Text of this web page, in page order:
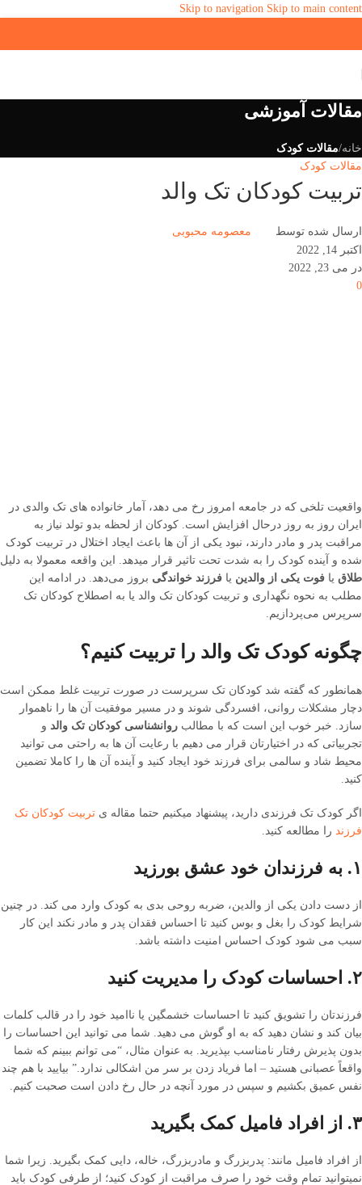
Skip to navigation Skip to main content
مقالات آموزشی
خانه/مقالات کودک
مقالات کودک
تربیت کودکان تک والد
ارسال شده توسط
معصومه محبوبی
اکتبر 14, 2022
در می 23, 2022
0
واقعیت تلخی که در جامعه امروز رخ می دهد، آمار خانواده های تک والدی در
ایران روز به روز درحال افزایش است. کودکان از لحظه بدو تولد نیاز به
مراقبت پدر و مادر دارند، نبود یکی از آن ها باعث ایجاد اختلال در تربیت کودک
شده و آینده کودک را به شدت تحت تاثیر قرار میدهد. این واقعه معمولا به دلیل
طلاق یا فوت یکی از والدین یا فرزند خواندگی بروز می‌دهد. در ادامه این
مطلب به نحوه نگهداری و تربیت کودکان تک والد یا به اصطلاح کودکان تک
سرپرس می‌پردازیم.
چگونه کودک تک والد را تربیت کنیم؟
همانطور که گفته شد کودکان تک سرپرست در صورت تربیت غلط ممکن است
دچار مشکلات روانی، افسردگی شوند و در مسیر موفقیت آن ها را ناهموار
سازد. خبر خوب این است که با مطالب روانشناسی کودکان تک والد و
تجربیاتی که در اختیارتان قرار می دهیم با رعایت آن ها به راحتی می توانید
محیط شاد و سالمی برای فرزند خود ایجاد کنید و آینده آن ها را کاملا تضمین
کنید.
اگر کودک تک فرزندی دارید، پیشنهاد میکنیم حتما مقاله ی تربیت کودکان تک
فرزند را مطالعه کنید.
۱. به فرزندان خود عشق بورزید‎‎
از دست دادن یکی از والدین، ضربه روحی بدی به کودک وارد می کند. در چنین
شرایط کودک را بغل و بوس کنید تا احساس فقدان پدر و مادر نکند این کار
سبب می شود کودک احساس امنیت داشته باشد.
۲. احساسات کودک را مدیریت کنید
فرزندتان را تشویق کنید تا احساسات خشمگین یا ناامید خود را در قالب کلمات
بیان کند و نشان دهید که به او گوش می دهید. شما می توانید این احساسات را
بدون پذیرش رفتار نامناسب بپذیرید. به عنوان مثال، “می توانم ببینم که شما
واقعاً عصبانی هستید – اما فریاد زدن بر سر من اشکالی ندارد.” بیایید با هم چند
نفس عمیق بکشیم و سپس در مورد آنچه در حال رخ دادن است صحبت کنیم.
۳. از افراد فامیل کمک بگیرید
از افراد فامیل مانند: پدربزرگ و مادربزرگ، خاله، دایی کمک بگیرید. زیرا شما
نمیتوانید تمام وقت خود را صرف مراقبت از کودک کنید؛ از طرفی کودک باید